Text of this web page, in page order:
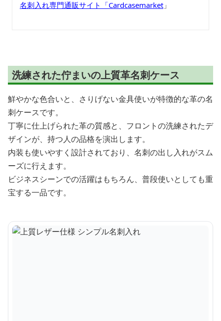
名刺入れ専門通販サイト「Cardcasemarket 」
洗練された佇まいの上質革名刺ケース
鮮やかな色合いと、さりげない金具使いが特徴的な革の名
刺ケースです。
丁寧に仕上げられた革の質感と、フロントの洗練されたデ
ザインが、持つ人の品格を演出します。
内装も使いやすく設計されており、名刺の出し入れがスム
ーズに行えます。
ビジネスシーンでの活躍はもちろん、普段使いとしても重
宝する一品です。